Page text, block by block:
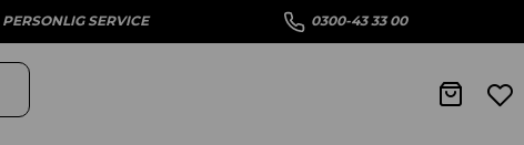
PERSONLIG SERVICE 0300-43 33 00